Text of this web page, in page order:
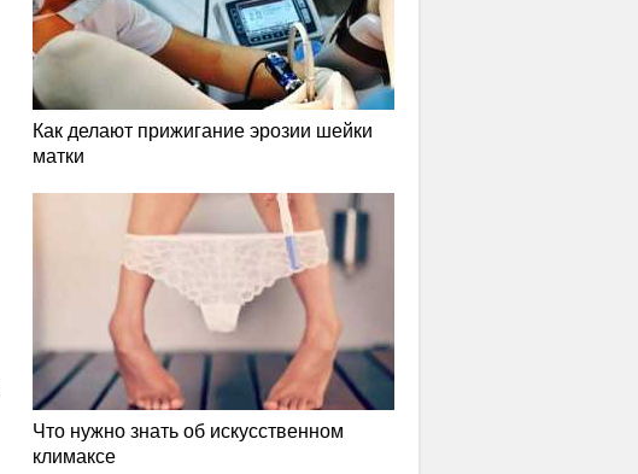
Как делают прижигание эрозии шейки
матки
Что нужно знать об искусственном
климаксе